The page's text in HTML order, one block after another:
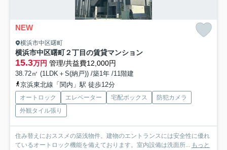
NEW
横浜市中区曙町
横浜市中区曙町２丁目の賃貸マンション
15.3万円 管理/共益費12,000円
38.72㎡ (1LDK＋S(納戸)) /築1年 /11階建
京浜東北線「関内」駅 徒歩12分
オートロック エレベーター 宅配ボックス
防犯カメラ
外観タイル張り
住み替えにおススメの築浅物件。建物のエントランスには安全性に優れ
ているオートロック機能を備えております。室内設備は洗面所... もっと